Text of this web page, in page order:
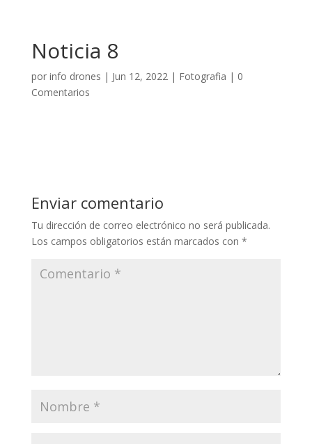
Noticia 8
por info drones | Jun 12, 2022| Fotografia | 0
Comentarios
Enviar comentario
Tu dirección de correo electrónico no será publicada.
Los campos obligatorios están marcados con *